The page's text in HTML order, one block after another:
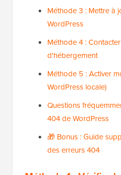
Méthode 3 : Mettre à
WordPress
Méthode 4 :
d'hébergement
Méthode 5 : Activer
WordPress locale)
Questions
404 de WordPress
🎁 Bonus : Guide
des erreurs 404